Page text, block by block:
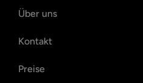
Über uns
Kontakt
Preise